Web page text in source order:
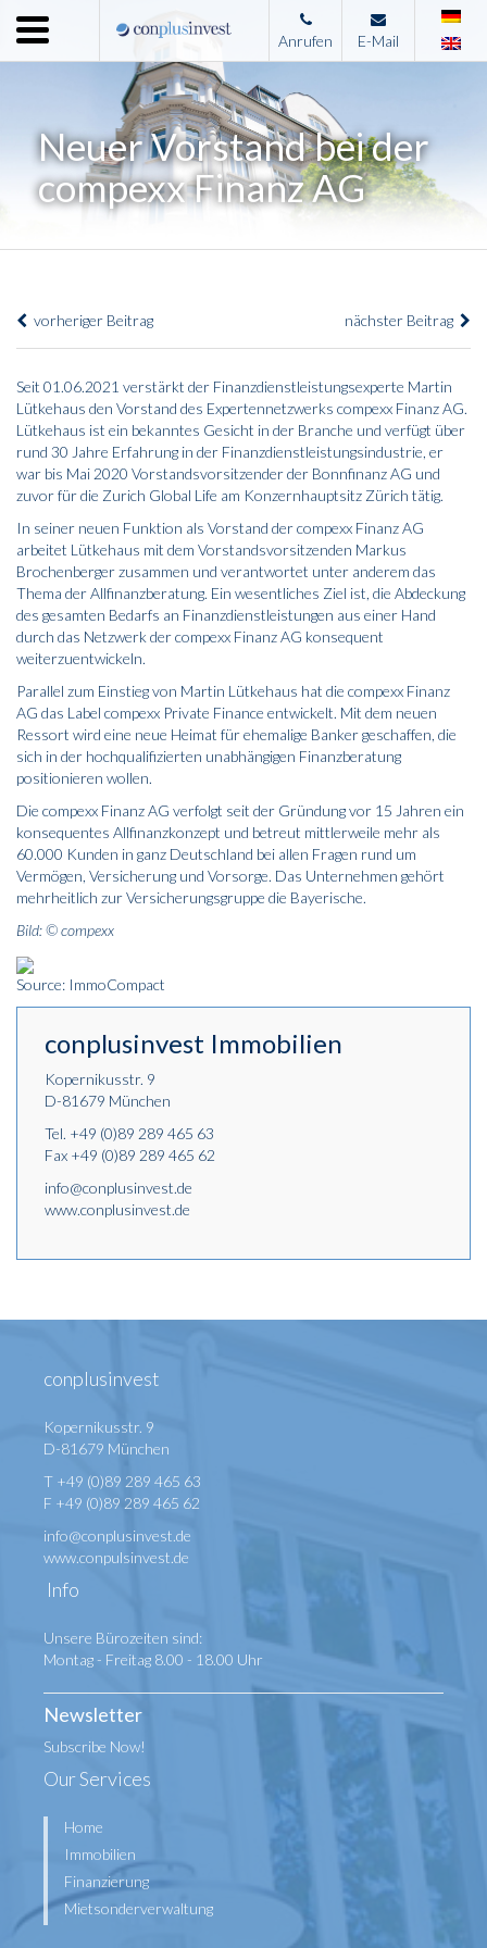
Menu
Home
Leistungen
Immobilienangebote
Kontakt
Anrufen E-Mail
Neuer Vorstand bei der
compexx Finanz AG
vorheriger Beitrag nächster Beitrag
Seit 01.06.2021 verstärkt der Finanzdienstleistungsexperte Martin
Lütkehaus den Vorstand des Expertennetzwerks compexx Finanz AG.
Lütkehaus ist ein bekanntes Gesicht in der Branche und verfügt über
rund 30 Jahre Erfahrung in der Finanzdienstleistungsindustrie, er
war bis Mai 2020 Vorstandsvorsitzender der Bonnfinanz AG und
zuvor für die Zurich Global Life am Konzernhauptsitz Zürich tätig.
In seiner neuen Funktion als Vorstand der compexx Finanz AG
arbeitet Lütkehaus mit dem Vorstandsvorsitzenden Markus
Brochenberger zusammen und verantwortet unter anderem das
Thema der Allfinanzberatung. Ein wesentliches Ziel ist, die Abdeckung
des gesamten Bedarfs an Finanzdienstleistungen aus einer Hand
durch das Netzwerk der compexx Finanz AG konsequent
weiterzuentwickeln.
Parallel zum Einstieg von Martin Lütkehaus hat die compexx Finanz
AG das Label compexx Private Finance entwickelt. Mit dem neuen
Ressort wird eine neue Heimat für ehemalige Banker geschaffen, die
sich in der hochqualifizierten unabhängigen Finanzberatung
positionieren wollen.
Die compexx Finanz AG verfolgt seit der Gründung vor 15 Jahren ein
konsequentes Allfinanzkonzept und betreut mittlerweile mehr als
60.000 Kunden in ganz Deutschland bei allen Fragen rund um
Vermögen, Versicherung und Vorsorge. Das Unternehmen gehört
mehrheitlich zur Versicherungsgruppe die Bayerische.
Bild: © compexx
Source: ImmoCompact
conplusinvest Immobilien
Kopernikusstr. 9
D-81679 München
Tel. +49 (0)89 289 465 63
Fax +49 (0)89 289 465 62
info@conplusinvest.de
www.conplusinvest.de
conplusinvest
Kopernikusstr. 9
D-81679 München
T +49 (0)89 289 465 63
F +49 (0)89 289 465 62
info@conplusinvest.de
www.conpulsinvest.de
Info
Unsere Bürozeiten sind:
Montag - Freitag 8.00 - 18.00 Uhr
Newsletter
Subscribe Now!
Our Services
Home
Immobilien
Finanzierung
Mietsonderverwaltung